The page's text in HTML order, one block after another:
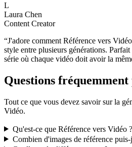
L
Laura Chen
Content Creator
“J'adore comment Référence vers
style entre plusieurs générations.
série où chaque vidéo doit avoir la
Questions fréquemment
Tout ce que vous devez savoir sur la
Vidéo.
Qu'est-ce que Référence vers Vidéo ?
Combien d'images de référence